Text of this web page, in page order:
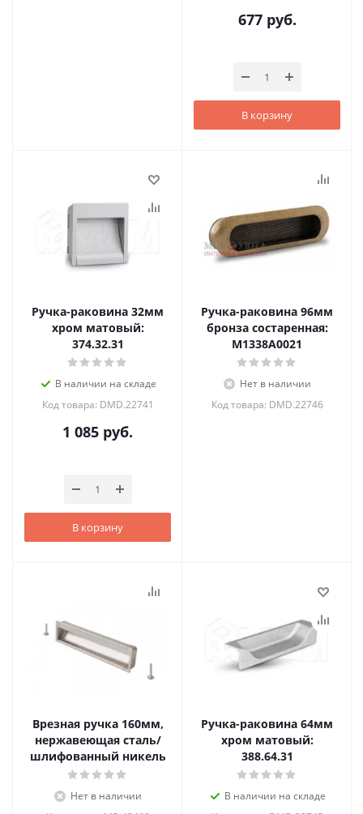
677руб.
В корзину
Ручка-раковина 32мм
хром матовый:
374.32.31
В наличии на складе
Код товара: DMD.22741
1 085 руб.
В корзину
Ручка-раковина 96мм
бронза состаренная:
M1338A0021
Нет в наличии
Код товара: DMD.22746
Врезная ручка 160мм,
нержавеющая сталь/
шлифованный никель
Нет в наличии
Ручка-раковина 64мм
хром матовый:
388.64.31
В наличии на складе